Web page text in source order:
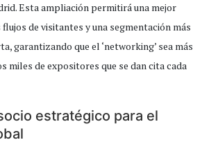
Esta ampliación permitirá una mejor
de visitantes y una segmentación más
garantizando que el ‘networking’ sea más
miles de expositores que se dan cita cada
estratégico para el